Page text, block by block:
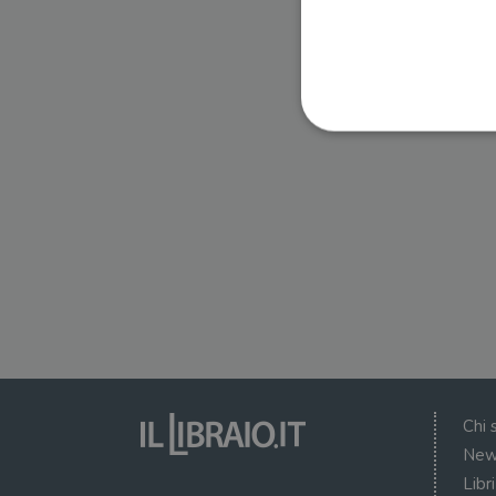
Chi
I cookie strettamente
wordpress_sec_[hash]
CookieScriptConsent